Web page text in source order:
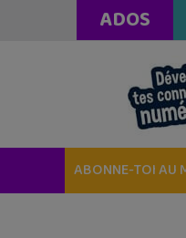
ADOS
ABONNE-TOI AU